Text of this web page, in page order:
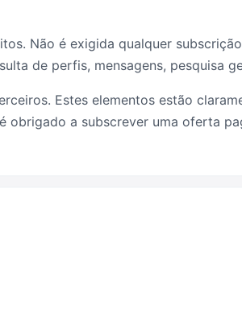
Não é exigida qualquer
de perfis, mensagens, pesquisa
Estes elementos estão
obrigado a subscrever uma oferta